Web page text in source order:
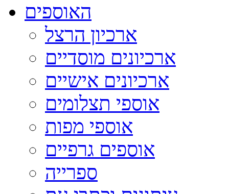
האוספים
ארכיון הרצל
ארכיונים מוסדיים
ארכיונים אישיים
אוספי תצלומים
אוספי מפות
אוספים גרפיים
ספרייה